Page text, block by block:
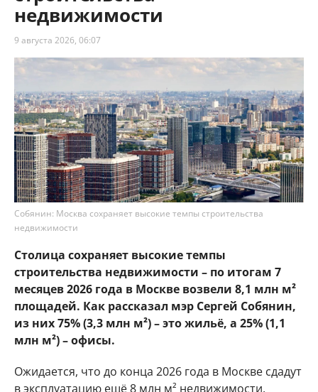
недвижимости
9 августа 2026, 06:07
Собянин: Москва сохраняет высокие темпы строительства
недвижимости
Столица сохраняет высокие темпы
строительства недвижимости – по итогам 7
месяцев 2026 года в Москве возвели 8,1 млн м²
площадей. Как рассказал мэр Сергей Собянин,
из них 75% (3,3 млн м²) – это жильё, а 25% (1,1
млн м²) – офисы.
Ожидается, что до конца 2026 года в Москве сдадут
в эксплуатацию ещё 8 млн м² недвижимости.